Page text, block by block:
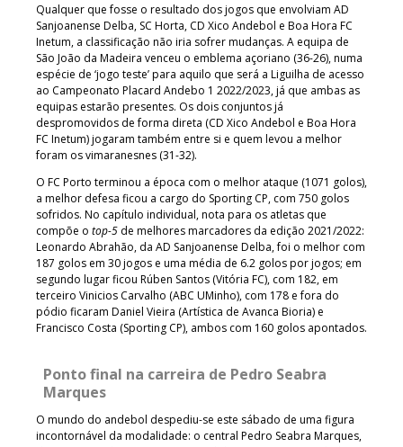
Qualquer que fosse o resultado dos jogos que envolviam AD
Sanjoanense Delba, SC Horta, CD Xico Andebol e Boa Hora FC
Inetum, a classificação não iria sofrer mudanças. A equipa de
São João da Madeira venceu o emblema açoriano (36-26), numa
espécie de ‘jogo teste’ para aquilo que será a Liguilha de acesso
ao Campeonato Placard Andebo 1 2022/2023, já que ambas as
equipas estarão presentes. Os dois conjuntos já
despromovidos de forma direta (CD Xico Andebol e Boa Hora
FC Inetum) jogaram também entre si e quem levou a melhor
foram os vimaranesnes (31-32).
O FC Porto terminou a época com o melhor ataque (1071 golos),
a melhor defesa ficou a cargo do Sporting CP, com 750 golos
sofridos. No capítulo individual, nota para os atletas que
compõe o top-5 de melhores marcadores da edição 2021/2022:
Leonardo Abrahão, da AD Sanjoanense Delba, foi o melhor com
187 golos em 30 jogos e uma média de 6.2 golos por jogos; em
segundo lugar ficou Rúben Santos (Vitória FC), com 182, em
terceiro Vinicios Carvalho (ABC UMinho), com 178 e fora do
pódio ficaram Daniel Vieira (Artística de Avanca Bioria) e
Francisco Costa (Sporting CP), ambos com 160 golos apontados.
Ponto final na carreira de Pedro Seabra
Marques
O mundo do andebol despediu-se este sábado de uma figura
incontornável da modalidade: o central Pedro Seabra Marques,